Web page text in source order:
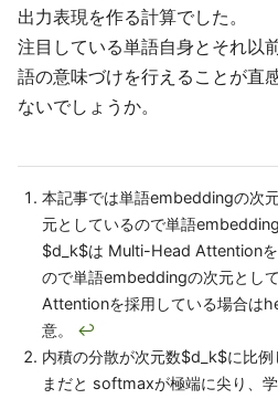
出力表現を作る計算でした。
注目している単語自身とそれ以
語の意味づけを行えることが直
ないでしょうか。
本記事では単語embeddingの次
元としているので単語
$d_k$は Multi-Head Attentionを
ので単語embeddingの次元とし
Attentionを採用している場合は
意。 ↩
内積の分散が次元数$d_k$に比
まだと softmaxが極端に尖り、学